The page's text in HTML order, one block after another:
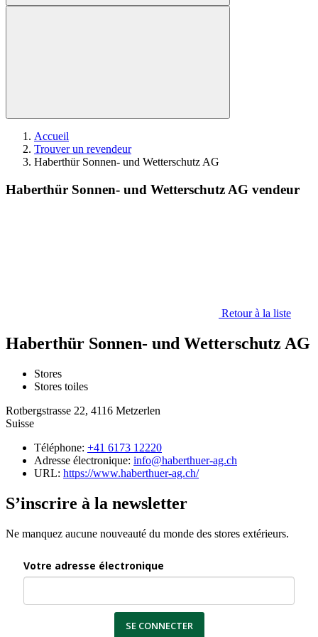
Accueil
Trouver un revendeur
Haberthür Sonnen- und Wetterschutz AG
Haberthür Sonnen- und Wetterschutz AG vendeur
Retour à la liste
Haberthür Sonnen- und Wetterschutz AG
Stores
Stores toiles
Rotbergstrasse 22, 4116 Metzerlen
Suisse
Téléphone: +41 6173 12220
Adresse électronique: info@haberthuer-ag.ch
URL: https://www.haberthuer-ag.ch/
S’inscrire à la newsletter
Ne manquez aucune nouveauté du monde des stores extérieurs.
Votre adresse électronique
SE CONNECTER